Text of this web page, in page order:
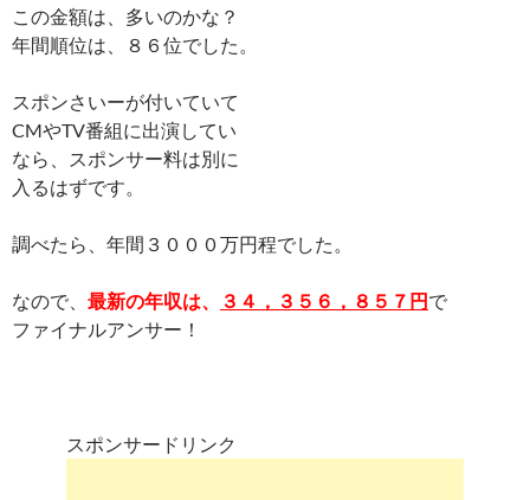
この金額は、多いのかな？
年間順位は、８６位でした。
スポンさいーが付いていて
CMやTV番組に出演してい
なら、スポンサー料は別に
入るはずです。
調べたら、年間３０００万円程でした。
なので、 最新の年収は、 ３４，３５６，８５７円で
ファイナルアンサー！
スポンサードリンク